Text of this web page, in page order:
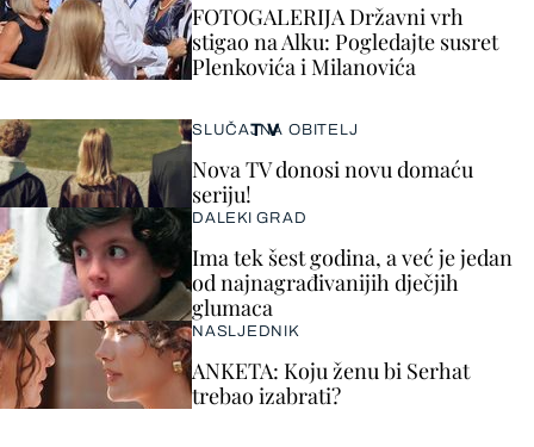
FOTOGALERIJA Državni vrh
stigao na Alku: Pogledajte susret
Plenkovića i Milanovića
TV
SLUČAJNA OBITELJ
Nova TV donosi novu domaću
seriju!
DALEKI GRAD
Ima tek šest godina, a već je jedan
od najnagrađivanijih dječjih
glumaca
NASLJEDNIK
ANKETA: Koju ženu bi Serhat
trebao izabrati?